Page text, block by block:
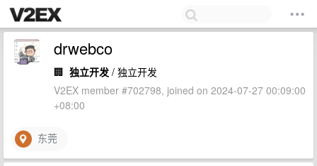
drwebco
🏢 独立开发 / 独立开发
V2EX member #702798, joined on 2024-07-27 00:09:00
+08:00
东莞